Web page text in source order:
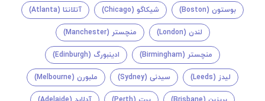
بوستون (Boston) شیکاگو (Chicago) آتلانتا (Atlanta)
لندن (London) منچستر (Manchester)
منچستر (Birmingham) ادینبورگ (Edinburgh)
لیدز (Leeds) سیدنی (Sydney) ملبورن (Melbourne)